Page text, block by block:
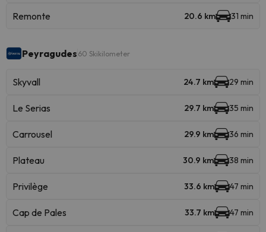
Remonte 20.6 km 31 min
Peyragudes 60 Skikilometer
Skyvall 24.7 km 29 min
Le Serias 29.7 km 35 min
Carrousel 29.9 km 36 min
Plateau 30.9 km 38 min
Privilège 33.6 km 47 min
Cap de Pales 33.7 km 47 min